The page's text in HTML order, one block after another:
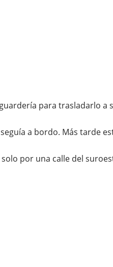
para trasladarlo a
a bordo. Más tarde
por una calle del